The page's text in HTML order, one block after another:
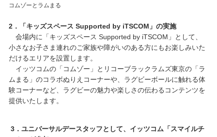
コムゾーとラムまる
2．「キッズスペース Supported by iTSCOM」の実施
会場内に「キッズスペース Supported by iTSCOM」として、
小さなお子さま連れのご家族や障がいのある方にもお楽しみいた
だけるエリアを設置します。
イッツコムの「コムゾー」とリコーブラックラムズ東京の「ラ
ムまる」のコラボぬりえコーナーや、ラグビーボールに触れる体
験コーナーなど、ラグビーの魅力や楽しさの伝わるコンテンツを
提供いたします。
3．ユニバーサルデースタッフとして、イッツコム「スマイルチ